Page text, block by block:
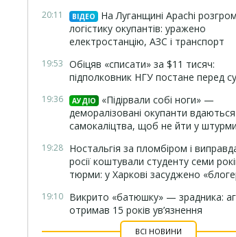
20:11 ВІДЕО
На Луганщині Apachi
логістику окупантів: уражено
електростанцію, АЗС і транспорт
19:53 Обіцяв «списати» за $11 тисяч:
підполковник НГУ постане перед
19:36 АУДІО
«Підірвали собі ноги» —
деморалізовані окупанти
самокаліцтва, щоб не йти у штурми
19:28 Ностальгія за пломбіром і
росії коштували студенту семи
тюрми: у Харкові засуджено
19:10 Викрито «батюшку» — зрадника:
отримав 15 років ув’язнення
ВСІ НОВИНИ